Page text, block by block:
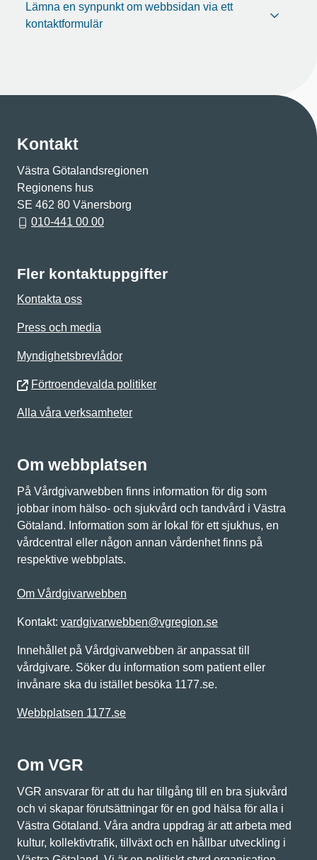
Lämna en synpunkt om webbsidan via ett
kontaktformulär
Kontakt
Västra Götalandsregionen
Regionens hus
SE 462 80 Vänersborg
010-441 00 00
Fler kontaktuppgifter
Kontakta oss
Press och media
Myndighetsbrevlådor
Förtroendevalda politiker
Alla våra verksamheter
Om webbplatsen
På Vårdgivarwebben finns information för dig som
jobbar inom hälso- och sjukvård och tandvård i Västra
Götaland. Information som är lokal för ett sjukhus, en
vårdcentral eller någon annan vårdenhet finns på
respektive webbplats.
Om Vårdgivarwebben
Kontakt: vardgivarwebben@vgregion.se
Innehållet på Vårdgivarwebben är anpassat till
vårdgivare. Söker du information som patient eller
invånare ska du istället besöka 1177.se.
Webbplatsen 1177.se
Om VGR
VGR ansvarar för att du har tillgång till en bra sjukvård
och vi skapar förutsättningar för en god hälsa för alla i
Västra Götaland. Våra andra uppdrag är att arbeta med
kultur, kollektivtrafik, tillväxt och en hållbar utveckling i